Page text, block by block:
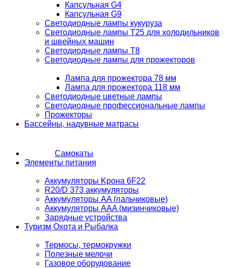
Капсульная G4
Капсульная G9
Светодиодные лампы кукуруза
Светодиодные лампы T25 для холодильников
и швейных машин
Светодиодные лампы T8
Светодиодные лампы для прожекторов
Лампа для прожектора 78 мм
Лампа для прожектора 118 мм
Светодиодные цветные лампы
Светодиодные профессиональные лампы
Прожекторы
Бассейны, надувные матрасы
Самокаты
Элементы питания
Аккумуляторы Kрона 6F22
R20/D 373 аккумуляторы
Аккумуляторы AA (пальчиковые)
Аккумуляторы AAA (мизинчиковые)
Зарядные устройства
Туризм Охота и Рыбалка
Термосы, термокружки
Полезные мелочи
Газовое оборудование